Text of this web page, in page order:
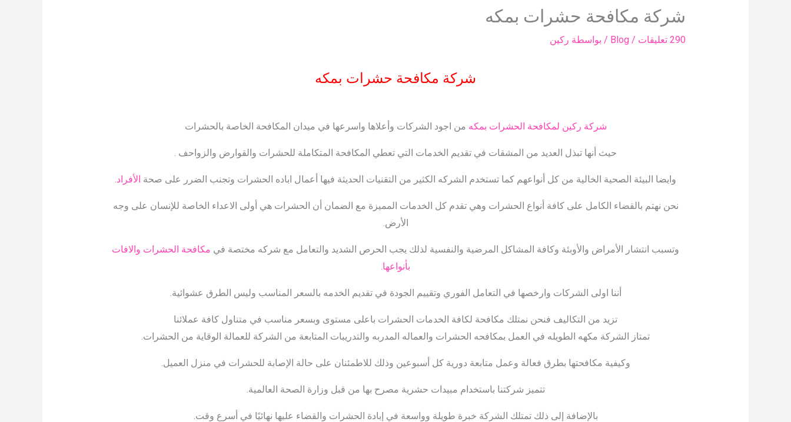
شركة مكافحة حشرات بمكه
290 تعليقات /
Blog / بواسطة ركين
شركة مكافحة حشرات بمكه
شركة ركين لمكافحة الحشرات بمكه من اجود الشركات وأعلاها واسرعها في ميدان المكافحة الخاصة بالحشرات
حيث أنها تبذل العديد من المشقات في تقديم الخدمات التي تعطي المكافحة المتكاملة للحشرات والقوارض والزواحف .
وايضا البيئة الصحية الخالية من كل أنواعهم كما تستخدم الشركه الكثير من التقنيات الحديثة فيها أعمال اباده الحشرات وتجنب الضرر على صحة الأفراد
نحن نهتم بالقضاء الكامل على كافة أنواع الحشرات وهي تقدم كل الخدمات المميزة مع الضمان أن الحشرات هي أولى الاعداء الخاصة للإنسان على وجه
الأرض.
وتسبب انتشار الأمراض والأوبئة وكافة المشاكل المرضية والنفسية لذلك يجب الحرص الشديد والتعامل مع شركه مختصة في مكافحة الحشرات والافات
بأنواعها.
أننا اولى الشركات وارخصها في التعامل الفوري وتقييم الجودة في تقديم الخدمه بالسعر المناسب وليس الطرق عشوائية.
تزيد من التكاليف فنحن نمتلك مكافحة لكافة الخدمات الحشرات باعلى مستوى وبسعر مناسب في متناول كافة عملائنا
تمتاز الشركة مكهه الطويله في العمل بمكافحه الحشرات والعماله المدربه والتدريبات المتابعة من الشركة للعمالة الوقاية من الحشرات.
وكيفية مكافحتها بطرق فعالة وعمل متابعة دورية كل أسبوعين وذلك للاطمئنان على حالة الإصابة للحشرات في منزل العميل.
تتميز شركتنا باستخدام مبيدات حشرية مصرح بها من قبل وزارة الصحة العالمية.
بالإضافة إلى ذلك تمتلك الشركة خبرة طويلة وواسعة في إبادة الحشرات والقضاء عليها نهائيًا في أسرع وقت.